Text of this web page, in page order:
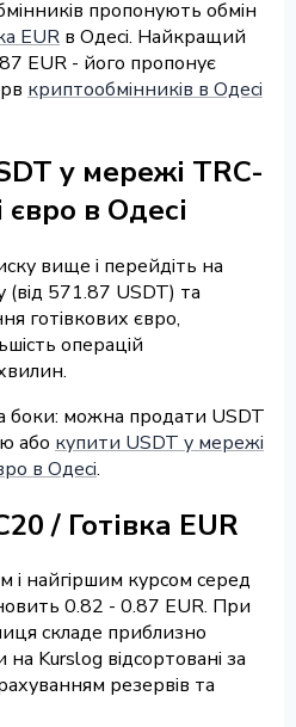
пропонують обмін
EUR в Одесі. Найкращий
EUR - його пропонує
криптообмінників в Одесі
у мережі TRC-
євро в Одесі
вище і перейдіть на
(від 571.87 USDT) та
готівкових євро,
операцій
боки: можна продати USDT
або купити USDT у мережі
в Одесі.
/ Готівка EUR
і найгіршим курсом серед
0.82 - 0.87 EUR. При
складе приблизно
Kurslog відсортовані за
резервів та